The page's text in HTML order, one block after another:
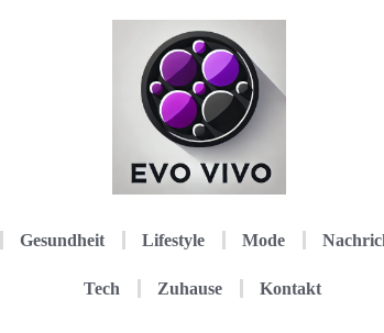
Gesundheit Lifestyle Mode
Tech Zuhause Kontakt